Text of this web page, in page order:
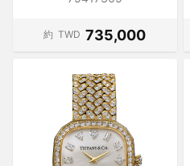
約 TWD 735,000